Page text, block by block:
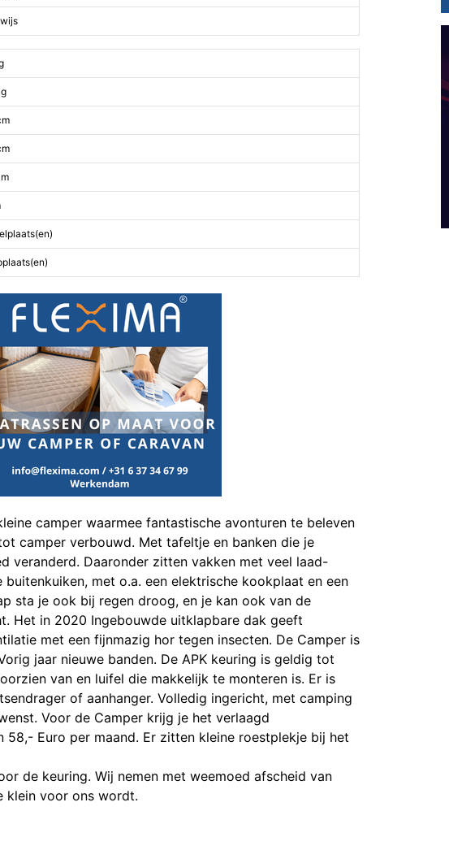
camper waarmee fantastische avonturen te beleven
camper verbouwd. Met tafeltje en banken die je
veranderd. Daaronder zitten vakken met veel laad-
met o.a. een elektrische kookplaat en een
sta je ook bij regen droog, en je kan ook van de
Het in 2020 Ingebouwde uitklapbare dak geeft
met een fijnmazig hor tegen insecten. De Camper is
jaar nieuwe banden. De APK keuring is geldig tot
van en luifel die makkelijk te monteren is. Er is
of aanhanger. Volledig ingericht, met camping
Voor de Camper krijg je het verlaagd
58,- Euro per maand. Er zitten kleine roestplekje bij het
de keuring. Wij nemen met weemoed afscheid van
klein voor ons wordt.